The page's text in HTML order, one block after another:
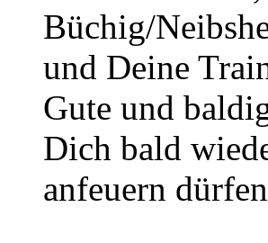
Büchig/
und Deine
Gute und
Dich bald
anfeuern